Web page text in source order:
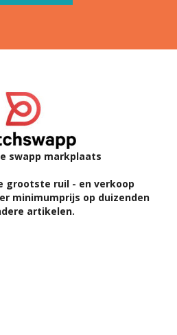
swapp markplaats
grootste ruil - en verkoop
minimumprijs op duizenden
artikelen.